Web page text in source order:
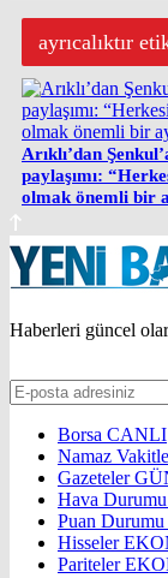
ayrıcalıktır
Arıklı’dan
paylaşımı:
olmak önemli bir
Haberleri güncel
Borsa CANLI
Namaz
Gazeteler
Hava Durumu
Puan Durumu
Hisseler
Pariteler